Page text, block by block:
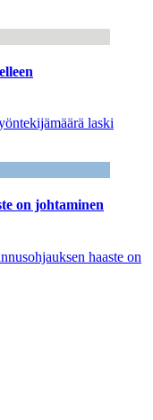
laski
on johtaminen
haaste on